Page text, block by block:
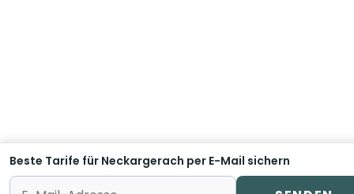
Beste Tarife für Neckargerach per E-Mail sichern